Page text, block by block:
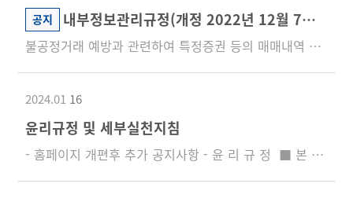
공지 내부정보관리규정(개정 2022년 12월 7일)_홈페이지 개편에 따른 재공지
불공정거래 예방과 관련하여 특정증권 등의 매매내역 통보에 K-ITAS를 활용할 수 있도록 개정된 내부정보관리규정을 ...
2024.01 16
윤리규정 및 세부실천지침
- 홈페이지 개편후 추가 공지사항 - 윤 리 규 정 ■ 본 문 1. 기본책무 - 우림피티에스는 기본에 충...